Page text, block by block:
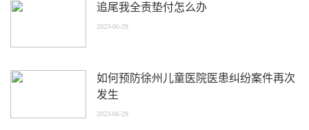
追尾我全责垫付怎么办
2023-06-29
如何预防徐州儿童医院医患纠纷案件再次
发生
2023-06-29